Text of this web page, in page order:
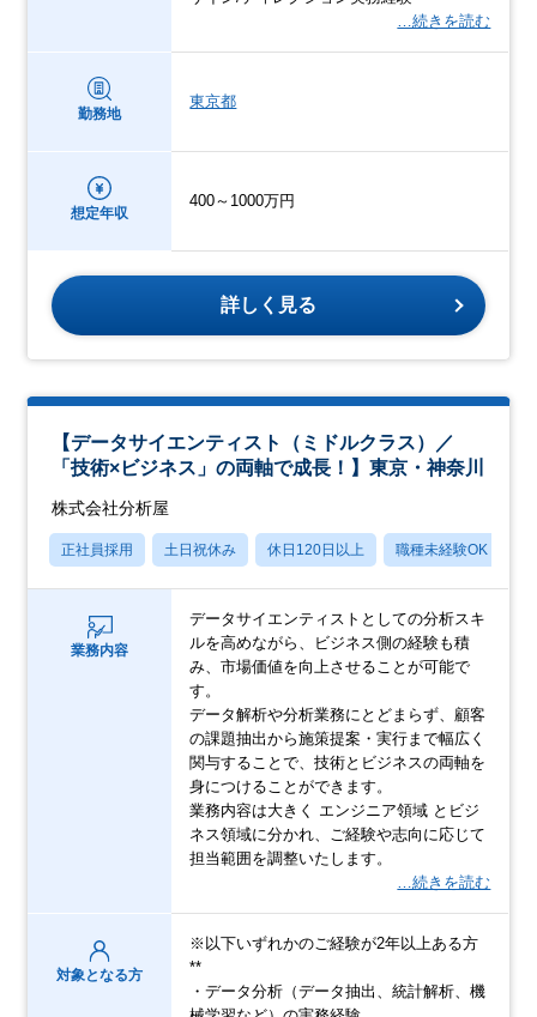
…続きを読む
勤務地
東京都
想定年収
400～1000万円
詳しく見る
【データサイエンティスト（ミドルクラス）／
「技術×ビジネス」の両軸で成長！】東京・神奈川
株式会社分析屋
正社員採用 土日祝休み 休日120日以上 職種未経験OK
業務内容
データサイエンティストとしての分析スキ
ルを高めながら、ビジネス側の経験も積
み、市場価値を向上させることが可能で
す。
データ解析や分析業務にとどまらず、顧客
の課題抽出から施策提案・実行まで幅広く
関与することで、技術とビジネスの両軸を
身につけることができます。
業務内容は大きく エンジニア領域 とビジ
ネス領域に分かれ、ご経験や志向に応じて
担当範囲を調整いたします。
…続きを読む
対象となる方
※以下いずれかのご経験が2年以上ある方
**
・データ分析（データ抽出、統計解析、機